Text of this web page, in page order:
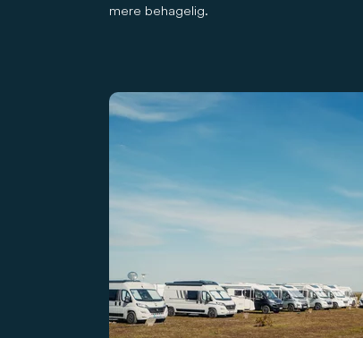
mere behagelig.